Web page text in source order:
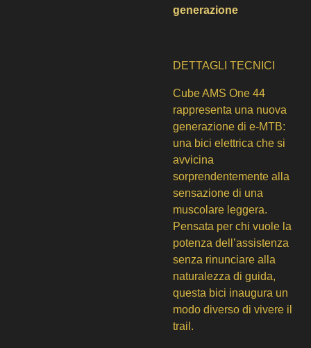
generazione
DETTAGLI TECNICI
Cube AMS One 44
rappresenta una nuova
generazione di e-MTB:
una bici elettrica che si
avvicina
sorprendentemente alla
sensazione di una
muscolare leggera.
Pensata per chi vuole la
potenza dell’assistenza
senza rinunciare alla
naturalezza di guida,
questa bici inaugura un
modo diverso di vivere il
trail.